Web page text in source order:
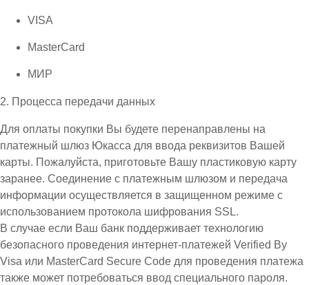
VISA
MasterCard
МИР
2. Процесса передачи данных
Для оплаты покупки Вы будете перенаправлены на
платежный шлюз Юкасса для ввода реквизитов Вашей
карты. Пожалуйста, приготовьте Вашу пластиковую карту
заранее. Соединение с платежным шлюзом и передача
информации осуществляется в защищенном режиме с
использованием протокола шифрования SSL.
В случае если Ваш банк поддерживает технологию
безопасного проведения интернет-платежей Verified By
Visa или MasterCard Secure Code для проведения платежа
также может потребоваться ввод специального пароля.